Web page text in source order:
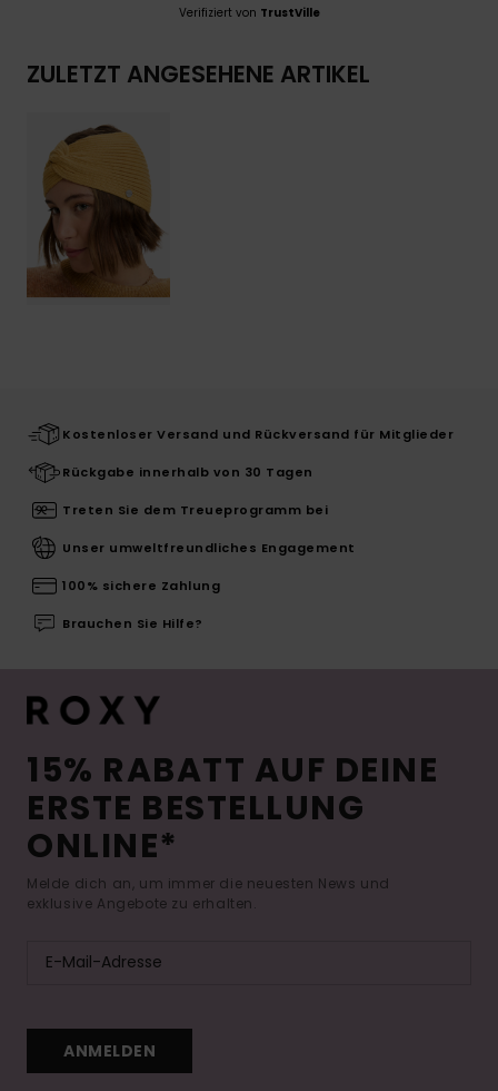
Verifiziert von TrustVille
ZULETZT ANGESEHENE ARTIKEL
Kostenloser Versand und Rückversand für Mitglieder
Rückgabe innerhalb von 30 Tagen
Treten Sie dem Treueprogramm bei
Unser umweltfreundliches Engagement
100% sichere Zahlung
Brauchen Sie Hilfe?
15% RABATT AUF DEINE
ERSTE BESTELLUNG
ONLINE*
Melde dich an, um immer die neuesten News und
exklusive Angebote zu erhalten.
ANMELDEN